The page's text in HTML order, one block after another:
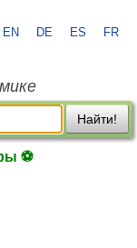
EN DE ES FR
Найти!
⚽